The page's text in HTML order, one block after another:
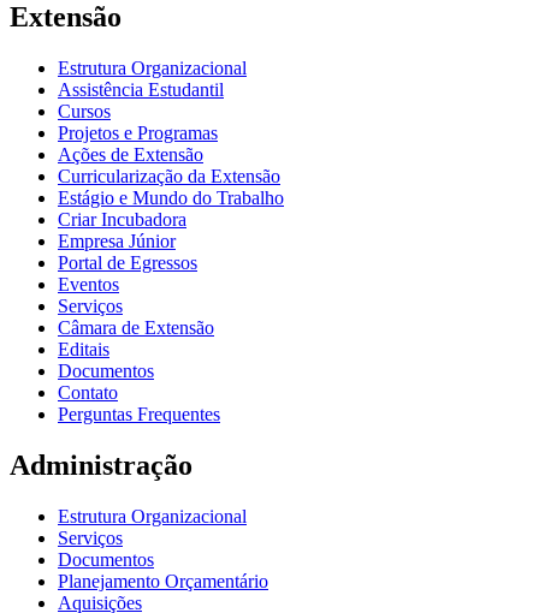
Extensão
Estrutura Organizacional
Assistência Estudantil
Cursos
Projetos e Programas
Ações de Extensão
Curricularização da Extensão
Estágio e Mundo do Trabalho
Criar Incubadora
Empresa Júnior
Portal de Egressos
Eventos
Serviços
Câmara de Extensão
Editais
Documentos
Contato
Perguntas Frequentes
Administração
Estrutura Organizacional
Serviços
Documentos
Planejamento Orçamentário
Aquisições